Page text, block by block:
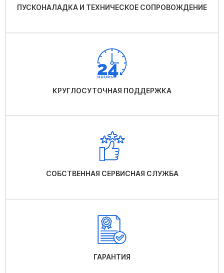
ПУСКОНАЛАДКА И ТЕХНИЧЕСКОЕ СОПРОВОЖДЕНИЕ
КРУГЛОСУТОЧНАЯ ПОДДЕРЖКА
СОБСТВЕННАЯ СЕРВИСНАЯ СЛУЖБА
ГАРАНТИЯ